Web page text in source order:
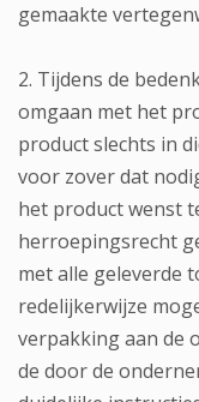
gemaakte
2. Tijdens de
omgaan met het
product slechts in
voor zover dat
het product wenst
herroepingsrecht
met alle geleverde
redelijkerwijze
verpakking aan de
de door de